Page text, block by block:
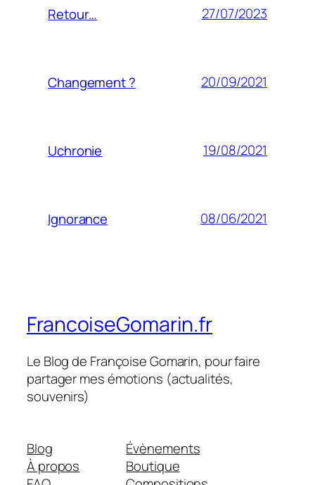
Retour… 27/07/2023
Changement ? 20/09/2021
Uchronie 19/08/2021
Ignorance 08/06/2021
FrancoiseGomarin.fr
Le Blog de Françoise Gomarin, pour faire
partager mes émotions (actualités,
souvenirs)
Blog
À propos
Évènements
Boutique